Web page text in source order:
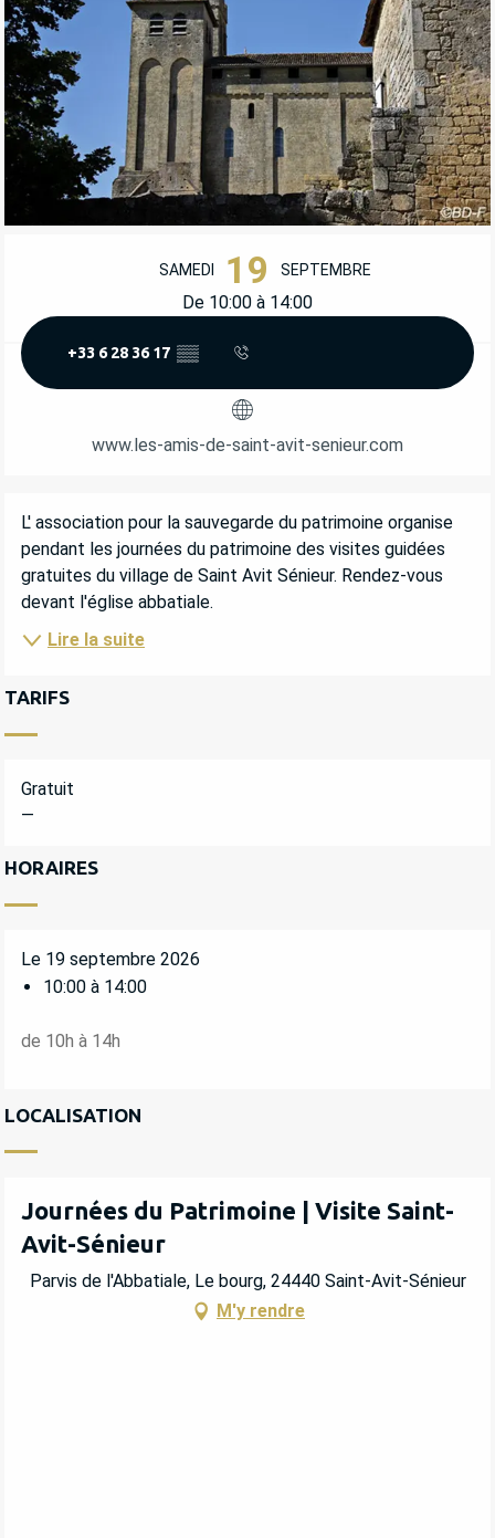
OUVERTURE ET COORDONNÉES
SAMEDI 19 SEPTEMBRE
De 10:00 à 14:00
+33 6 28 36 17 ▒▒
www.les-amis-de-saint-avit-senieur.com
DESCRIPTION
L' association pour la sauvegarde du patrimoine organise
pendant les journées du patrimoine des visites guidées
gratuites du village de Saint Avit Sénieur. Rendez-vous
devant l'église abbatiale.
Lire la suite
TARIFS
Gratuit
—
HORAIRES
Le 19 septembre 2026
10:00 à 14:00
de 10h à 14h
LOCALISATION
Journées du Patrimoine | Visite Saint-
Avit-Sénieur
Parvis de l'Abbatiale, Le bourg, 24440 Saint-Avit-Sénieur
M'y rendre